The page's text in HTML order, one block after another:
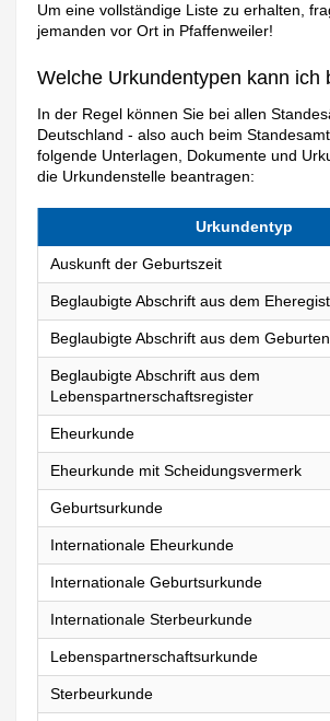
Um eine vollständige Liste zu erhalten,
jemanden vor Ort in Pfaffenweiler!
Welche Urkundentypen kann ich
In der Regel können Sie bei allen
Deutschland - also auch beim
folgende Unterlagen, Dokumente und
die Urkundenstelle beantragen:
Urkundentyp
Auskunft der Geburtszeit
Beglaubigte Abschrift aus dem
Beglaubigte Abschrift aus dem
Beglaubigte Abschrift aus dem
Lebenspartnerschaftsregister
Eheurkunde
Eheurkunde mit Scheidungsvermerk
Geburtsurkunde
Internationale Eheurkunde
Internationale Geburtsurkunde
Internationale Sterbeurkunde
Lebenspartnerschaftsurkunde
Sterbeurkunde